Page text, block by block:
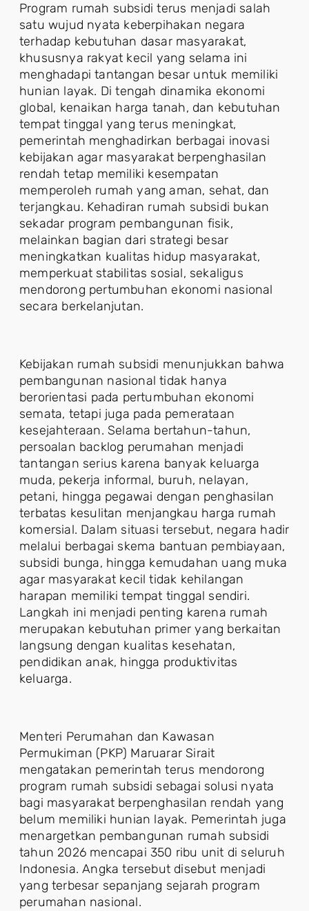
Program rumah subsidi terus menjadi salah
satu wujud nyata keberpihakan negara
terhadap kebutuhan dasar masyarakat,
khususnya rakyat kecil yang selama ini
menghadapi tantangan besar untuk memiliki
hunian layak. Di tengah dinamika ekonomi
global, kenaikan harga tanah, dan kebutuhan
tempat tinggal yang terus meningkat,
pemerintah menghadirkan berbagai inovasi
kebijakan agar masyarakat berpenghasilan
rendah tetap memiliki kesempatan
memperoleh rumah yang aman, sehat, dan
terjangkau. Kehadiran rumah subsidi bukan
sekadar program pembangunan fisik,
melainkan bagian dari strategi besar
meningkatkan kualitas hidup masyarakat,
memperkuat stabilitas sosial, sekaligus
mendorong pertumbuhan ekonomi nasional
secara berkelanjutan.
Kebijakan rumah subsidi menunjukkan bahwa
pembangunan nasional tidak hanya
berorientasi pada pertumbuhan ekonomi
semata, tetapi juga pada pemerataan
kesejahteraan. Selama bertahun-tahun,
persoalan backlog perumahan menjadi
tantangan serius karena banyak keluarga
muda, pekerja informal, buruh, nelayan,
petani, hingga pegawai dengan penghasilan
terbatas kesulitan menjangkau harga rumah
komersial. Dalam situasi tersebut, negara hadir
melalui berbagai skema bantuan pembiayaan,
subsidi bunga, hingga kemudahan uang muka
agar masyarakat kecil tidak kehilangan
harapan memiliki tempat tinggal sendiri.
Langkah ini menjadi penting karena rumah
merupakan kebutuhan primer yang berkaitan
langsung dengan kualitas kesehatan,
pendidikan anak, hingga produktivitas
keluarga.
Menteri Perumahan dan Kawasan
Permukiman (PKP) Maruarar Sirait
mengatakan pemerintah terus mendorong
program rumah subsidi sebagai solusi nyata
bagi masyarakat berpenghasilan rendah yang
belum memiliki hunian layak. Pemerintah juga
menargetkan pembangunan rumah subsidi
tahun 2026 mencapai 350 ribu unit di seluruh
Indonesia. Angka tersebut disebut menjadi
yang terbesar sepanjang sejarah program
perumahan nasional.